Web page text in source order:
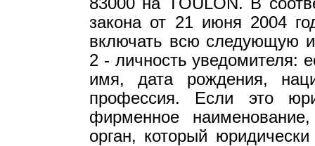
закона от 21 июня 2004
включать всю следующую
2 - личность уведомителя:
имя, дата рождения,
профессия. Если это
фирменное
орган, который